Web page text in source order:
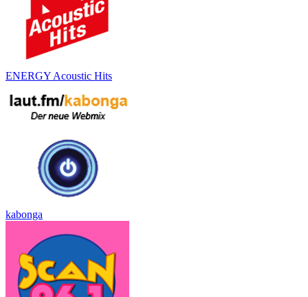
ENERGY Acoustic Hits
kabonga